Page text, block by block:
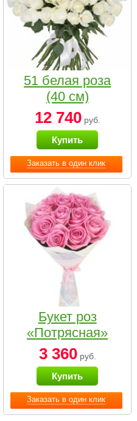
Заказать в один клик
51 белая роза
(40 см)
12 740руб.
Купить
Заказать в один клик
Букет роз
«Потрясная»
3 360руб.
Купить